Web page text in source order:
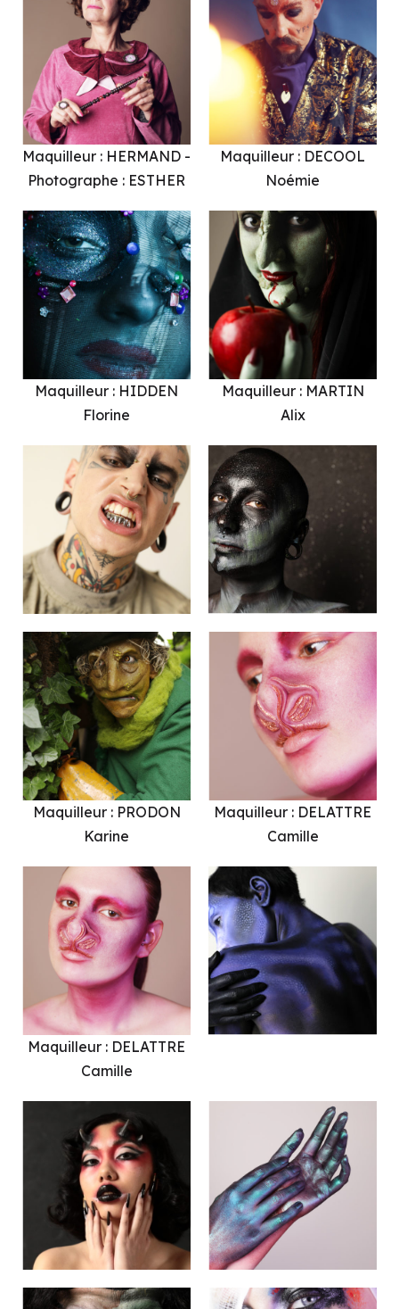
Maquilleur : HERMAND -
Photographe : ESTHER
Maquilleur : DECOOL
Noémie
Maquilleur : HIDDEN
Florine
Maquilleur : MARTIN
Alix
Maquilleur : PRODON
Karine
Maquilleur : DELATTRE
Camille
Maquilleur : DELATTRE
Camille